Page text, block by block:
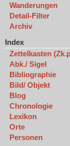
Wanderungen
Detail-Filter
Archiv
Index
Zettelkasten
Abk./ Sigel
Bibliographie
Bild/ Objekt
Blog
Chronologie
Lexikon
Orte
Personen